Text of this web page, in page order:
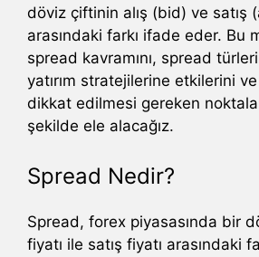
döviz çiftinin alış (bid) ve satış
arasındaki farkı ifade eder. Bu
spread kavramını, spread
yatırım stratejilerine etkilerini
dikkat edilmesi gereken
şekilde ele alacağız.
Spread Nedir?
Spread, forex piyasasında bir
fiyatı ile satış fiyatı arasındaki